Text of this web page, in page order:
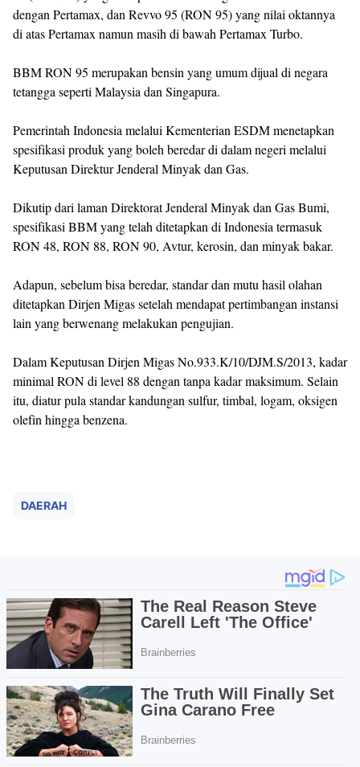
dengan Pertamax, dan Revvo 95 (RON 95) yang nilai oktannya
di atas Pertamax namun masih di bawah Pertamax Turbo.
BBM RON 95 merupakan bensin yang umum dijual di negara
tetangga seperti Malaysia dan Singapura.
Pemerintah Indonesia melalui Kementerian ESDM menetapkan
spesifikasi produk yang boleh beredar di dalam negeri melalui
Keputusan Direktur Jenderal Minyak dan Gas.
Dikutip dari laman Direktorat Jenderal Minyak dan Gas Bumi,
spesifikasi BBM yang telah ditetapkan di Indonesia termasuk
RON 48, RON 88, RON 90, Avtur, kerosin, dan minyak bakar.
Adapun, sebelum bisa beredar, standar dan mutu hasil olahan
ditetapkan Dirjen Migas setelah mendapat pertimbangan instansi
lain yang berwenang melakukan pengujian.
Dalam Keputusan Dirjen Migas No.933.K/10/DJM.S/2013, kadar
minimal RON di level 88 dengan tanpa kadar maksimum. Selain
itu, diatur pula standar kandungan sulfur, timbal, logam, oksigen
olefin hingga benzena.
DAERAH